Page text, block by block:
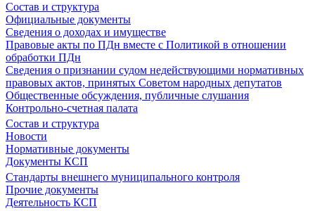
Состав и структура
Официальные документы
Сведения о доходах и имуществе
Правовые акты по ПДн вместе с Политикой в отношении
обработки ПДн
Сведения о признании судом недействующими нормативных
правовых актов, принятых Советом народных депутатов
Общественные обсуждения, публичные слушания
Контрольно-счетная палата
Состав и структура
Новости
Нормативные документы
Документы КСП
Стандарты внешнего муниципального контроля
Прочие документы
Деятельность КСП